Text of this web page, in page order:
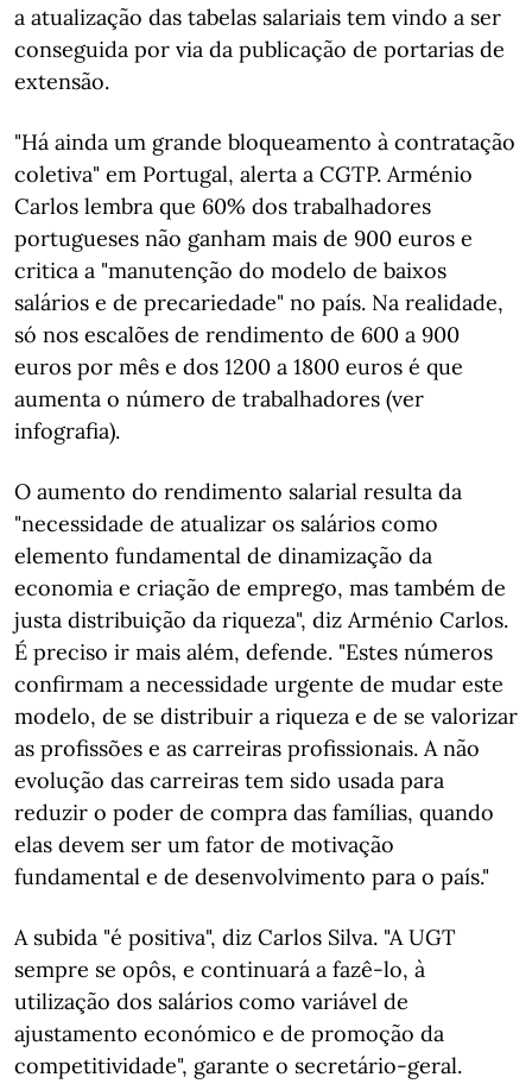
a atualização das tabelas salariais tem vindo a ser
conseguida por via da publicação de portarias de
extensão.
"Há ainda um grande bloqueamento à contratação
coletiva" em Portugal, alerta a CGTP. Arménio
Carlos lembra que 60% dos trabalhadores
portugueses não ganham mais de 900 euros e
critica a "manutenção do modelo de baixos
salários e de precariedade" no país. Na realidade,
só nos escalões de rendimento de 600 a 900
euros por mês e dos 1200 a 1800 euros é que
aumenta o número de trabalhadores (ver
infografia).
O aumento do rendimento salarial resulta da
"necessidade de atualizar os salários como
elemento fundamental de dinamização da
economia e criação de emprego, mas também de
justa distribuição da riqueza", diz Arménio Carlos.
É preciso ir mais além, defende. "Estes números
confirmam a necessidade urgente de mudar este
modelo, de se distribuir a riqueza e de se valorizar
as profissões e as carreiras profissionais. A não
evolução das carreiras tem sido usada para
reduzir o poder de compra das famílias, quando
elas devem ser um fator de motivação
fundamental e de desenvolvimento para o país."
A subida "é positiva", diz Carlos Silva. "A UGT
sempre se opôs, e continuará a fazê-lo, à
utilização dos salários como variável de
ajustamento económico e de promoção da
competitividade", garante o secretário-geral.